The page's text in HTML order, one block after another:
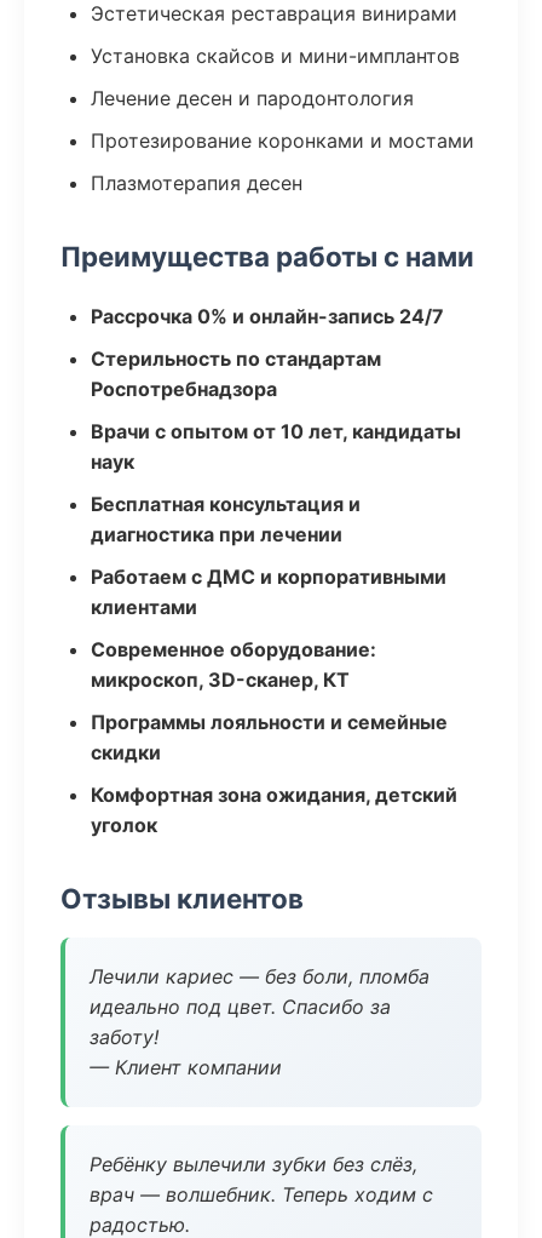
Эстетическая реставрация винирами
Установка скайсов и мини-имплантов
Лечение десен и пародонтология
Протезирование коронками и мостами
Плазмотерапия десен
Преимущества работы с нами
Рассрочка 0% и онлайн-запись 24/7
Стерильность по стандартам
Роспотребнадзора
Врачи с опытом от 10 лет, кандидаты
наук
Бесплатная консультация и
диагностика при лечении
Работаем с ДМС и корпоративными
клиентами
Современное оборудование:
микроскоп, 3D-сканер, КТ
Программы лояльности и семейные
скидки
Комфортная зона ожидания, детский
уголок
Отзывы клиентов
Лечили кариес — без боли, пломба
идеально под цвет. Спасибо за
заботу!
— Клиент компании
Ребёнку вылечили зубки без слёз,
врач — волшебник. Теперь ходим с
радостью.